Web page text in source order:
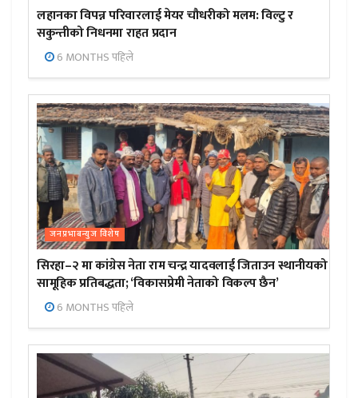
लहानका विपन्न परिवारलाई मेयर चौधरीको मलम: विल्टु र
सकुन्तीको निधनमा राहत प्रदान
6 MONTHS पहिले
जनप्रभाबन्युज विशेष
सिरहा–२ मा कांग्रेस नेता राम चन्द्र यादवलाई जिताउन स्थानीयको
सामूहिक प्रतिबद्धता; ‘विकासप्रेमी नेताको विकल्प छैन’
6 MONTHS पहिले